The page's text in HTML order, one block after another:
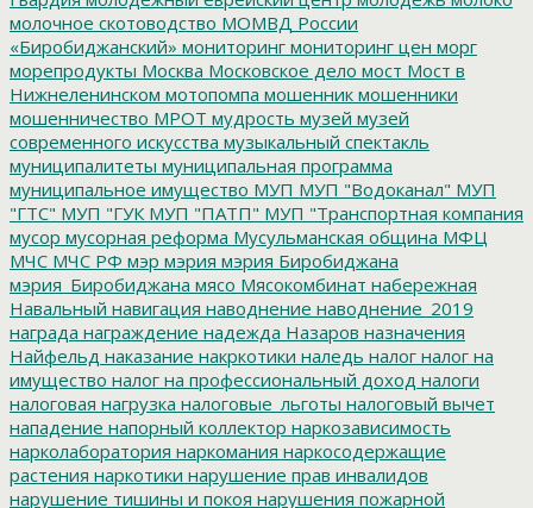
молочное скотоводство МОМВД России
«Биробиджанский» мониторинг мониторинг цен морг
морепродукты Москва Московское дело мост Мост в
Нижнеленинском мотопомпа мошенник мошенники
мошенничество МРОТ мудрость музей музей
современного искусства музыкальный спектакль
муниципалитеты муниципальная программа
муниципальное имущество МУП МУП "Водоканал" МУП
"ГТС" МУП "ГУК МУП "ПАТП" МУП "Транспортная компания
мусор мусорная реформа Мусульманская община МФЦ
МЧС МЧС РФ мэр мэрия мэрия Биробиджана
мэрия_Биробиджана мясо Мясокомбинат набережная
Навальный навигация наводнение наводнение_2019
награда награждение надежда Назаров назначения
Найфельд наказание накркотики наледь налог налог на
имущество налог на профессиональный доход налоги
налоговая нагрузка налоговые_льготы налоговый вычет
нападение напорный коллектор наркозависимость
нарколаборатория наркомания наркосодержащие
растения наркотики нарушение прав инвалидов
нарушение тишины и покоя нарушения пожарной